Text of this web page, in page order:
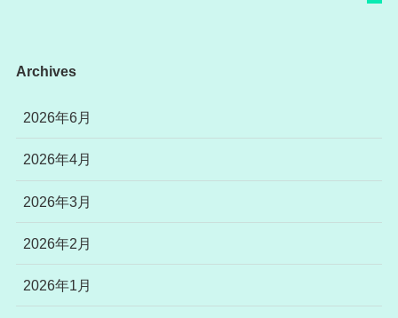
Archives
2026年6月
2026年4月
2026年3月
2026年2月
2026年1月